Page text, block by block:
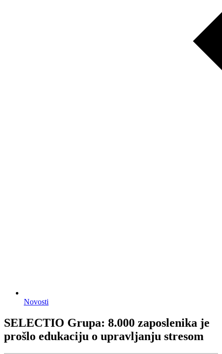
Novosti
SELECTIO Grupa: 8.000 zaposlenika je
prošlo edukaciju o upravljanju stresom